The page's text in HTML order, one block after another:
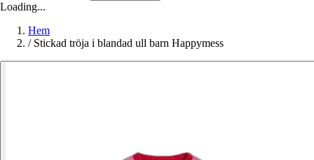
Loading...
Hem
/ Stickad tröja i blandad ull barn Happymess